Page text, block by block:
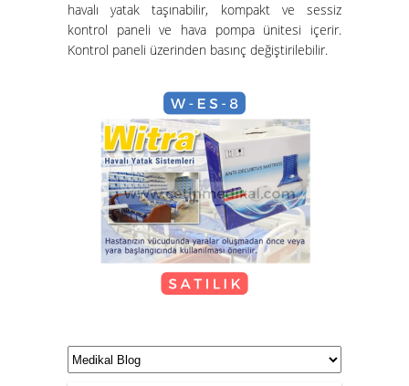
Hasta Karyolası ve Havalı Yatak
Nasıl Kurulur?
Hasta Karyolası Güzelbahçe
havalı yatak taşınabilir, kompakt ve sessiz
kontrol paneli ve hava pompa ünitesi içerir.
Kontrol paneli üzerinden basınç değiştirilebilir.